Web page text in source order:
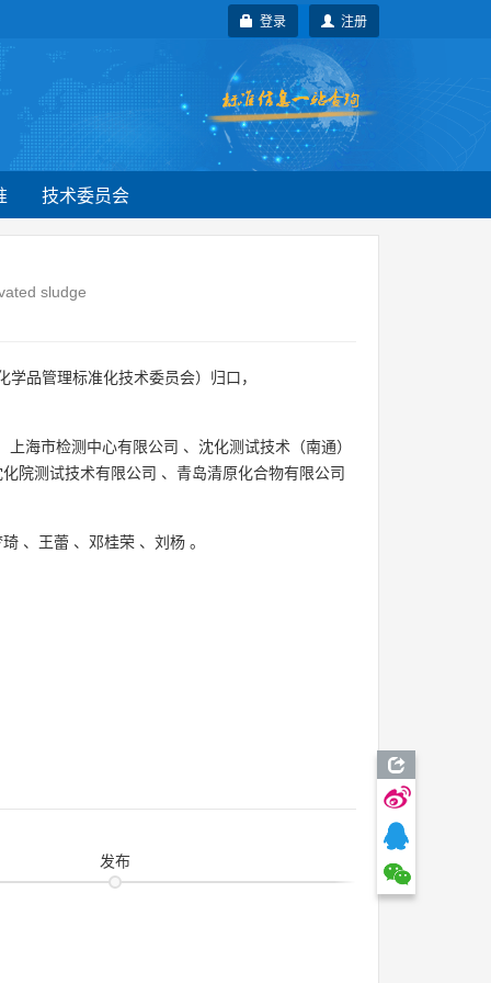
注册
登录
技术委员会
sludge
学品管理标准化技术委员会）归口，
上海市检测中心有限公司 、 沈化测试技术（南通）
院测试技术有限公司 、 青岛清原化合物有限公司
琦 、 王蕾 、 邓桂荣 、 刘杨 。
发布